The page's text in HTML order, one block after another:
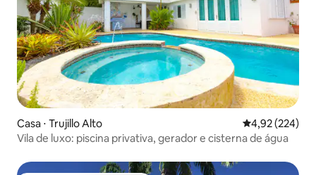
Casa ⋅ Trujillo Alto 4,92 de uma
4,92 (224)
Vila de luxo: piscina privativa, gerador e cisterna de água